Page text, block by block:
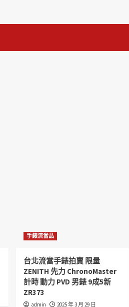
手錶流當品
台北流當手錶拍賣 限量
ZENITH 先力 ChronoMaster
計時 動力 PVD 男錶 9成5新
ZR373
admin 2025 年 3 月 29 日